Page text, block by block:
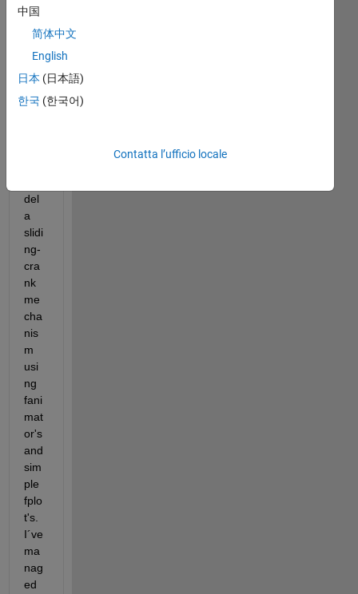
Hell
o! I
del
a
slidi
ng-
cra
nk
me
cha
nis
m
usi
ng
fani
mat
or's
and
sim
ple
fplo
t's.
I´ve
ma
nag
ed
中国
简体中文
English
日本 (日本語)
한국 (한국어)
Contatta l’ufficio locale